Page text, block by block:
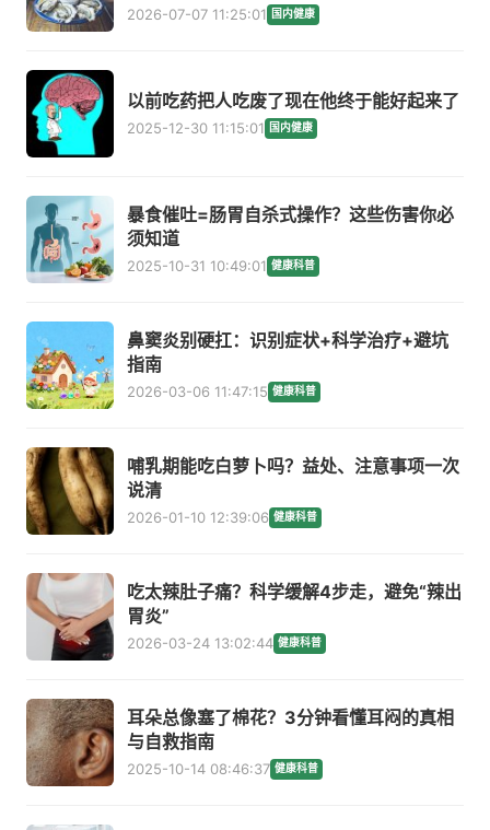
2026-07-07 11:25:01 国内健康
以前吃药把人吃废了现在他终于能好起来了
2025-12-30 11:15:01 国内健康
暴食催吐=肠胃自杀式操作？这些伤害你必
须知道
2025-10-31 10:49:01 健康科普
鼻窦炎别硬扛：识别症状+科学治疗+避坑
指南
2026-03-06 11:47:15 健康科普
哺乳期能吃白萝卜吗？益处、注意事项一次
说清
2026-01-10 12:39:06 健康科普
吃太辣肚子痛？科学缓解4步走，避免“辣出
胃炎”
2026-03-24 13:02:44 健康科普
耳朵总像塞了棉花？3分钟看懂耳闷的真相
与自救指南
2025-10-14 08:46:37 健康科普